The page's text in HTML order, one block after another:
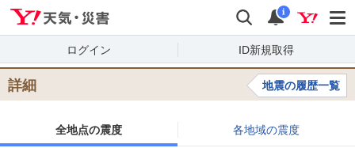
検索 通知
i
ログイン ID新規取得
詳細 地震の履歴一覧
全地点の震度 各地域の震度